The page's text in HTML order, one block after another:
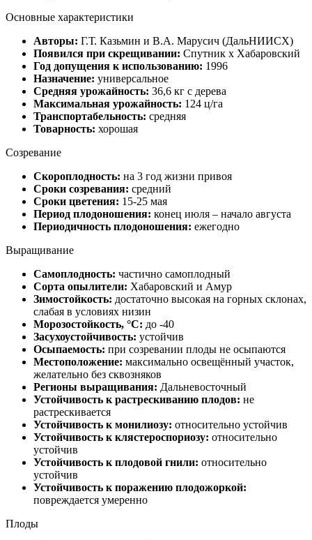
Основные характеристики
Авторы: Г.Т. Казьмин и В.А. Марусич (ДальНИИСХ)
Появился при скрещивании: Спутник x Хабаровский
Год допущения к использованию: 1996
Назначение: универсальное
Средняя урожайность: 36,6 кг с дерева
Максимальная урожайность: 124 ц/га
Транспортабельность: средняя
Товарность: хорошая
Созревание
Скороплодность: на 3 год жизни привоя
Сроки созревания: средний
Сроки цветения: 15-25 мая
Период плодоношения: конец июля – начало августа
Периодичность плодоношения: ежегодно
Выращивание
Самоплодность: частично самоплодный
Сорта опылители: Хабаровский и Амур
Зимостойкость: достаточно высокая на горных склонах,
слабая в условиях низин
Морозостойкость, °C: до -40
Засухоустойчивость: устойчив
Осыпаемость: при созревании плоды не осыпаются
Местоположение: максимально освещённый участок,
желательно без сквозняков
Регионы выращивания: Дальневосточный
Устойчивость к растрескиванию плодов: не
растрескивается
Устойчивость к монилиозу: относительно устойчив
Устойчивость к клястероспориозу: относительно
устойчив
Устойчивость к плодовой гнили: относительно
устойчив
Устойчивость к поражению плодожоркой:
повреждается умеренно
Плоды